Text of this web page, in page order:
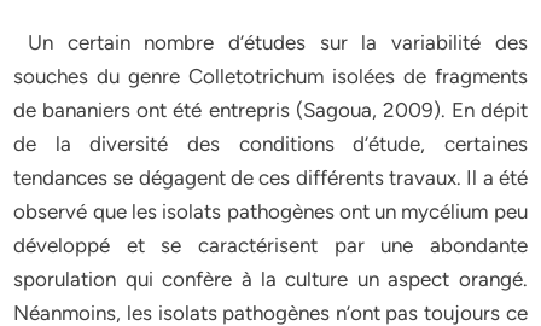
Un certain nombre d’études sur la variabilité des
souches du genre Colletotrichum isolées de fragments
de bananiers ont été entrepris (Sagoua, 2009). En dépit
de la diversité des conditions d’étude, certaines
tendances se dégagent de ces différents travaux. Il a été
observé que les isolats pathogènes ont un mycélium peu
développé et se caractérisent par une abondante
sporulation qui confère à la culture un aspect orangé.
Néanmoins, les isolats pathogènes n’ont pas toujours ce